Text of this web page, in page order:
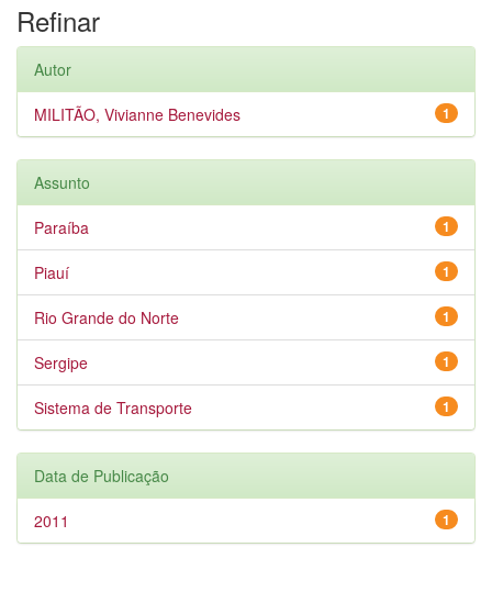
Refinar
Autor
1
MILITÃO, Vivianne Benevides
Assunto
1
Paraíba
1
Piauí
1
Rio Grande do Norte
1
Sergipe
1
Sistema de Transporte
Data de Publicação
1
2011